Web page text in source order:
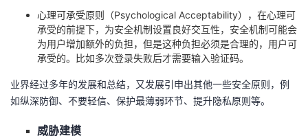
心理可承受原则（Psychological Acceptability），在心理可
承受的前提下，为安全机制设置良好交互性，安全机制可能会
为用户增加额外的负担，但是这种负担必须是合理的，用户可
承受的。比如多次登录失败后才需要输入验证码。
业界经过多年的发展和总结，又发展引申出其他一些安全原则，例
如纵深防御、不要轻信、保护最薄弱环节、提升隐私原则等。
威胁建模